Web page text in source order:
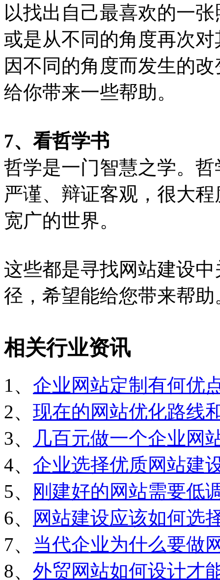
以找出自己最喜欢的一
或是从不同的角度再次
因不同的角度而发生的
给你带来一些帮助。
7、看哲学书
哲学是一门智慧之学。
严谨、辩证客观，很大
宽广的世界。
这些都是寻找网站建设
径，希望能给您带来帮助
相关行业资讯
1、 企业网站定制有何优
2、 现在的网站优化路线
3、
几百元做一个企业网
4、 企业选择优质网站建
5、
刚建好的网站需要低
6、
网站建设应该如何选
7、 当代企业为什么要做
8、 外贸网站如何设计才